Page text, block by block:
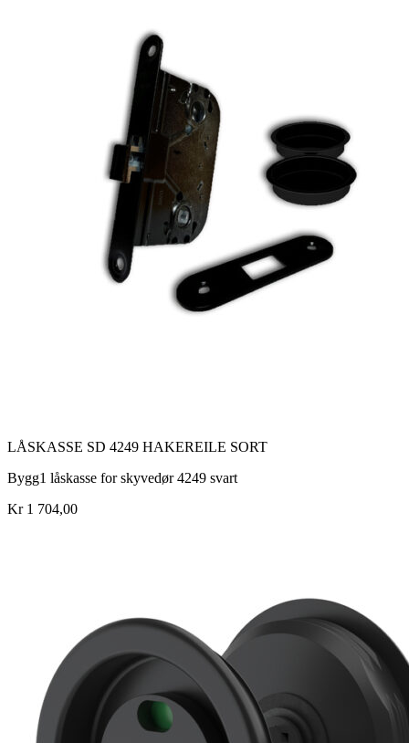
LÅSKASSE SD 4249 HAKEREILE SORT
Bygg1 låskasse for skyvedør 4249 svart
Kr 1 704,00